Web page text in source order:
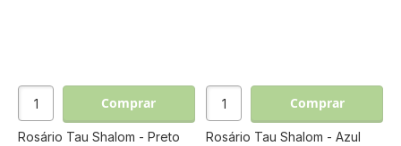
Comprar
Rosário Tau Shalom - Preto
Comprar
Rosário Tau Shalom - Azul